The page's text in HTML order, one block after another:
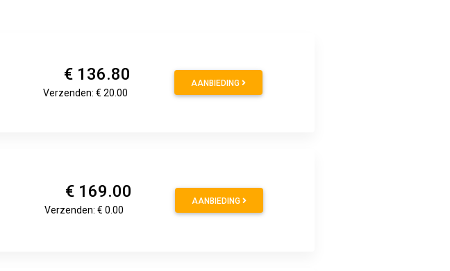
€ 136.80
Verzenden: € 20.00
AANBIEDING
€ 169.00
Verzenden: € 0.00
AANBIEDING